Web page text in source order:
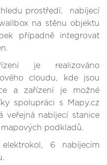
prostředí, nabíjecí
na stěnu objektu
případně integrovat
je realizováno
cloudu, kde jsou
a zařízení je možné
spolupráci s Mapy.cz
veřejná nabíjecí stanice
podkladů.
6 nabíjecím